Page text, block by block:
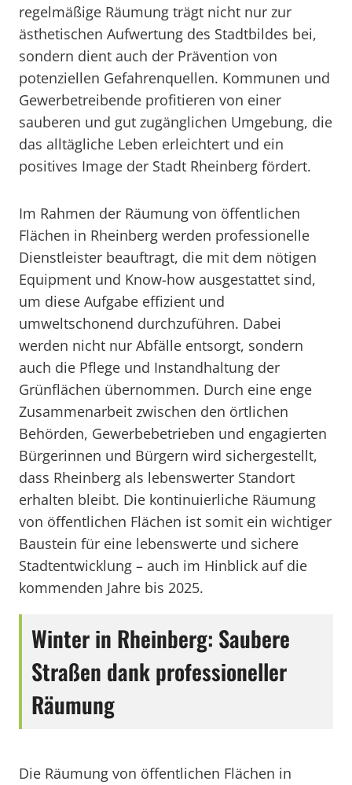
regelmäßige Räumung trägt nicht nur zur
ästhetischen Aufwertung des Stadtbildes bei,
sondern dient auch der Prävention von
potenziellen Gefahrenquellen. Kommunen und
Gewerbetreibende profitieren von einer
sauberen und gut zugänglichen Umgebung, die
das alltägliche Leben erleichtert und ein
positives Image der Stadt Rheinberg fördert.
Im Rahmen der Räumung von öffentlichen
Flächen in Rheinberg werden professionelle
Dienstleister beauftragt, die mit dem nötigen
Equipment und Know-how ausgestattet sind,
um diese Aufgabe effizient und
umweltschonend durchzuführen. Dabei
werden nicht nur Abfälle entsorgt, sondern
auch die Pflege und Instandhaltung der
Grünflächen übernommen. Durch eine enge
Zusammenarbeit zwischen den örtlichen
Behörden, Gewerbebetrieben und engagierten
Bürgerinnen und Bürgern wird sichergestellt,
dass Rheinberg als lebenswerter Standort
erhalten bleibt. Die kontinuierliche Räumung
von öffentlichen Flächen ist somit ein wichtiger
Baustein für eine lebenswerte und sichere
Stadtentwicklung – auch im Hinblick auf die
kommenden Jahre bis 2025.
Winter in Rheinberg: Saubere
Straßen dank professioneller
Räumung
Die Räumung von öffentlichen Flächen in